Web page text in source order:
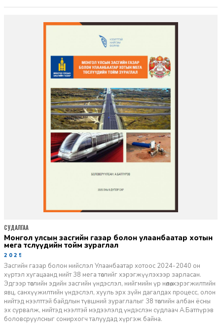
монгол улсын засгийн газар болон улаанбаатар хотын
мега төслүүдийн тойм зураглал
2025-10-09
Засгийн газар болон нийслэл Улаанбаатар хотоос 2024-2040 он
хүртэл хугацаанд нийт 38 мега төслийг хэрэгжүүлэхээр зарласан.
Эдгээр төслийн эдийн засгийн үндэслэл, нийгмийн үр нөлөө, хэрэгжилтийн
явц, санхүүжилтийн үндэслэл, хууль эрх зүйн дагалдах процесс, олон
нийтэд нээлттэй байдлын түвшний зураглалыг 38 төслийн албан ёсны
эх сурвалж, нийтэд нээлтэй мэдээлэлд үндэслэн судлаач А.Батпүрэв
боловсруулсныг сонирхогч талуудад хүргэж байна.
СУДАЛГАА